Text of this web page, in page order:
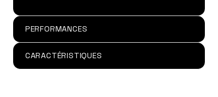
PERFORMANCES
CARACTÉRISTIQUES